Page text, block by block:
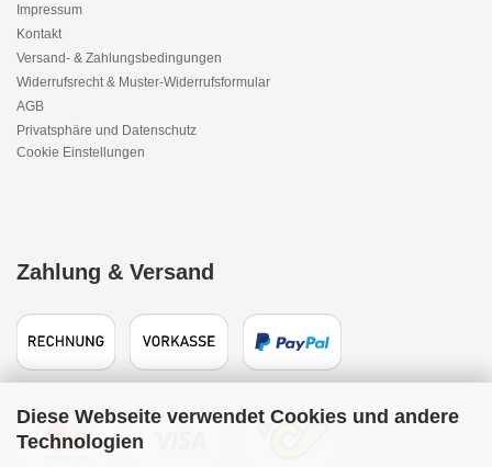
Diese Webseite verwendet Cookies und andere
Technologien
Impressum
Kontakt
Versand- & Zahlungsbedingungen
Widerrufsrecht & Muster-Widerrufsformular
AGB
Privatsphäre und Datenschutz
Cookie Einstellungen
Zahlung & Versand